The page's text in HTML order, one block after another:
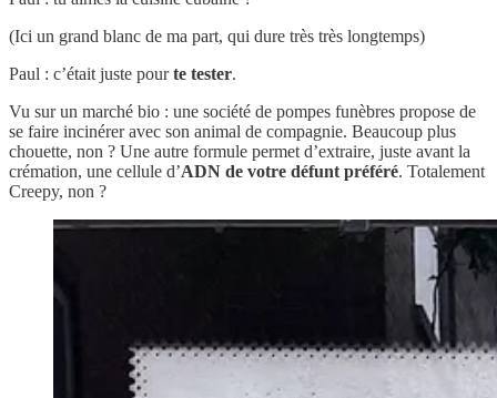
(Ici un grand blanc de ma part, qui dure très très longtemps)
Paul : c’était juste pourte tester.
Vu sur un marché bio : une société de pompes funèbres propose de
se faire incinérer avec son animal de compagnie. Beaucoup plus
chouette, non ? Une autre formule permet d’extraire, juste avant la
crémation, une cellule d’ADN de votre défunt préféré. Totalement
Creepy, non ?